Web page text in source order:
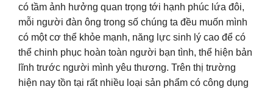
có tầm ảnh hưởng quan trọng tới hạnh phúc lứa đôi,
mỗi người đàn ông trong số chúng ta đều muốn mình
có một cơ thể khỏe mạnh, năng lực sinh lý cao để có
thể chinh phục hoàn toàn người bạn tình, thể hiện bản
lĩnh trước người mình yêu thương. Trên thị trường
hiện nay tồn tại rất nhiều loại sản phẩm có công dụng